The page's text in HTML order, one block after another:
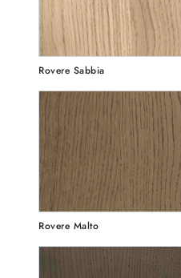
Rovere Sabbia
Rovere Malto